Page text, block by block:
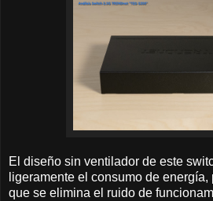
El diseño sin ventilador de este
ligeramente el consumo de
que se elimina el ruido de